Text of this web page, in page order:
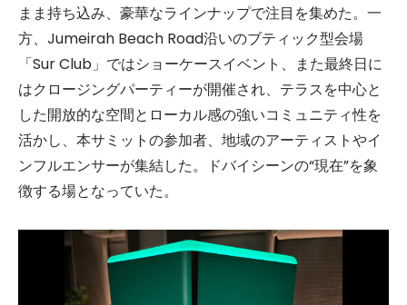
まま持ち込み、豪華なラインナップで注目を集めた。一
方、Jumeirah Beach Road沿いのブティック型会場
「Sur Club」ではショーケースイベント、また最終日に
はクロージングパーティーが開催され、テラスを中心と
した開放的な空間とローカル感の強いコミュニティ性を
活かし、本サミットの参加者、地域のアーティストやイ
ンフルエンサーが集結した。ドバイシーンの“現在”を象
徴する場となっていた。